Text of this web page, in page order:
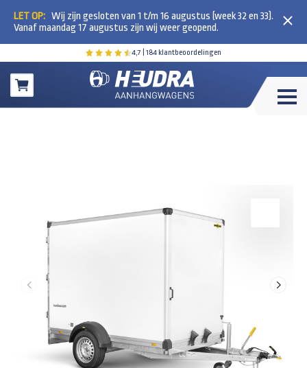
4,7 | 184 klantbeoordelingen
Winkelwagen
LET OP: Wij zijn gesloten van 1 t/m 16 augustus (week 32 en 33).
Vanaf maandag 17 augustus zijn wij weer geopend.